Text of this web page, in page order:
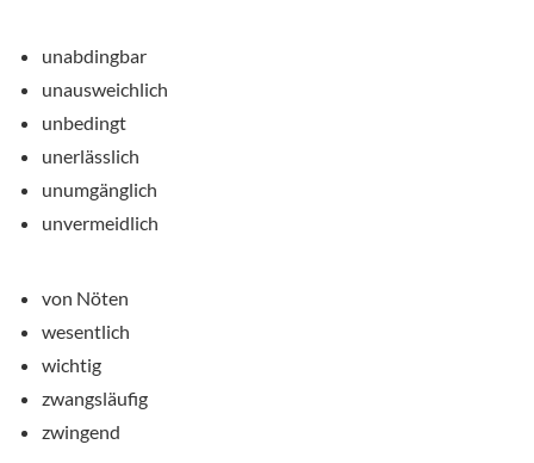
unabdingbar
unausweichlich
unbedingt
unerlässlich
unumgänglich
unvermeidlich
von Nöten
wesentlich
wichtig
zwangsläufig
zwingend